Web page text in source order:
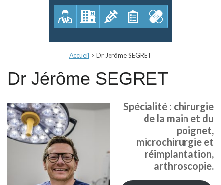
Accueil > Dr Jérôme SEGRET
Dr Jérôme SEGRET
Spécialité : chirurgie
de la main et du
poignet,
microchirurgie et
réimplantation,
arthroscopie.